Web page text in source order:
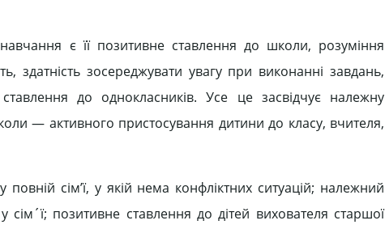
є її позитивне ставлення до школи, розуміння
здатність зосереджувати увагу при виконанні завдань,
до однокласників. Усе це засвідчує належну
— активного пристосування дитини до класу, вчителя,
сім’ї, у якій нема конфліктних ситуацій; належний
позитивне ставлення до дітей вихователя старшої